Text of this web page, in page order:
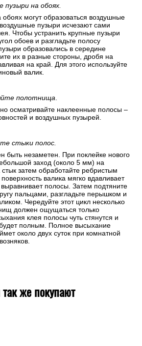
пузыри на обоях.
могут образоваться воздушные
пузыри исчезают сами
Чтобы устранить крупные пузыри
обоев и разгладьте полосу
образовались в середине
их в разные стороны, дробя на
на край. Для этого используйте
валик.
полотнища.
осматривайте наклеенные полосы –
и воздушных пузырей.
стыки полос.
быть незаметен. При поклейке нового
заход (около 5 мм) на
затем обработайте ребристым
валика мягко вдавливает
полосы. Затем подтяните
пальцами, разгладьте перышком и
Чередуйте этот цикл несколько
должен ощущаться только
клея полосы чуть стянутся и
полным. Полное высыхание
около двух суток при комнатной
же покупают